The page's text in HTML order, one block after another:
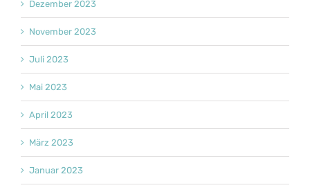
Dezember 2023
November 2023
Juli 2023
Mai 2023
April 2023
März 2023
Januar 2023